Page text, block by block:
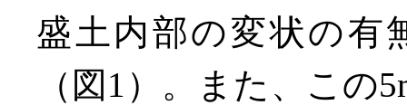
盛土内部の変状の有
（図1）。また、この